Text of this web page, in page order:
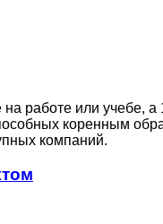
на работе или
коренным
компаний.